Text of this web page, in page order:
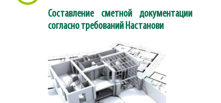
Составление сметной документации
согласно требований Настанови